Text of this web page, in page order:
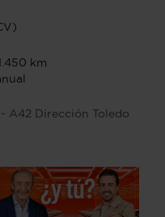
km
A42 Dirección Toledo